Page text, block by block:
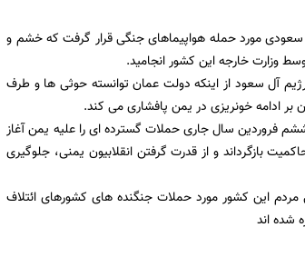
مورد حمله هواپیماهای جنگی قرار گرفت که خشم و
وزارت خارجه این کشور انجامید.
آل سعود از اینکه دولت عمان توانسته حوثی ها و طرف
آمریکا از ششم فروردین سال جاری حملات گسترده ای را علیه یمن آغاز
بازگرداند و از قدرت گرفتن انقلابیون یمنی، جلوگیری
مردم این کشور مورد حملات جنگنده های کشورهای ائتلاف
شده اند